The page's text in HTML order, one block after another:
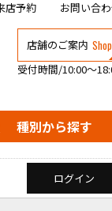
店予約 お問い合
店舗のご案内 Shop
受付時間/10:00～
種別から探す
新築一戸建て
中古一戸建て
マンション
土地